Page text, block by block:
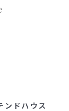
ンドハウス